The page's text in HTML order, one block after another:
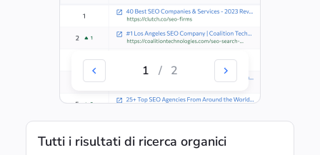
Tutti i risultati di ricerca organici
1 / 2